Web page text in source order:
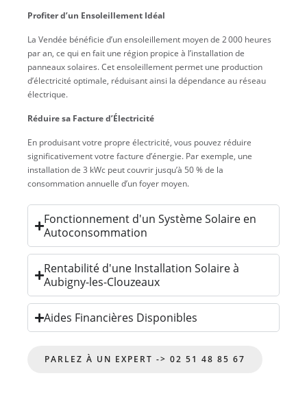
Profiter d’un Ensoleillement Idéal
La Vendée bénéficie d’un ensoleillement moyen de 2 000 heures
par an, ce qui en fait une région propice à l’installation de
panneaux solaires. Cet ensoleillement permet une production
d’électricité optimale, réduisant ainsi la dépendance au réseau
électrique.
Réduire sa Facture d’Électricité
En produisant votre propre électricité, vous pouvez réduire
significativement votre facture d’énergie. Par exemple, une
installation de 3 kWc peut couvrir jusqu’à 50 % de la
consommation annuelle d’un foyer moyen.
Fonctionnement d'un Système Solaire en
Autoconsommation
Rentabilité d'une Installation Solaire à
Aubigny-les-Clouzeaux
Aides Financières Disponibles
PARLEZ À UN EXPERT -> 02 51 48 85 67